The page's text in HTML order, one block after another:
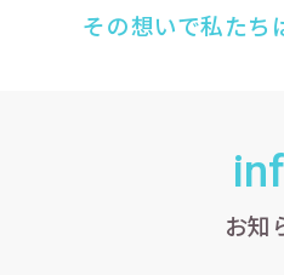
その想いで私たち
お知